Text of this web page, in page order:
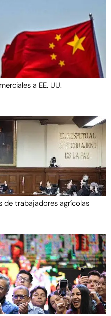
a EE. UU.
de trabajadores agrícolas